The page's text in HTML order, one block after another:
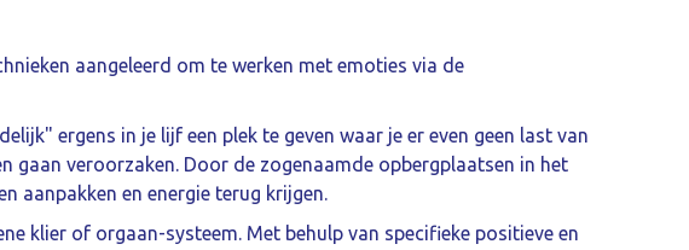
aangeleerd om te werken met emoties via de
ergens in je lijf een plek te geven waar je er even geen last van
gaan veroorzaken. Door de zogenaamde opbergplaatsen in het
aanpakken en energie terug krijgen.
klier of orgaan-systeem. Met behulp van specifieke positieve en